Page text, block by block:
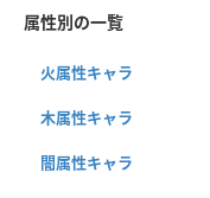
属性別の一覧
火属性キャラ
木属性キャラ
闇属性キャラ